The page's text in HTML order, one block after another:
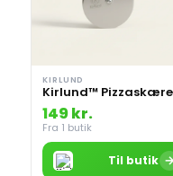
KIRLUND
Kirlund™
149 kr.
Fra 1 butik
Til butik →